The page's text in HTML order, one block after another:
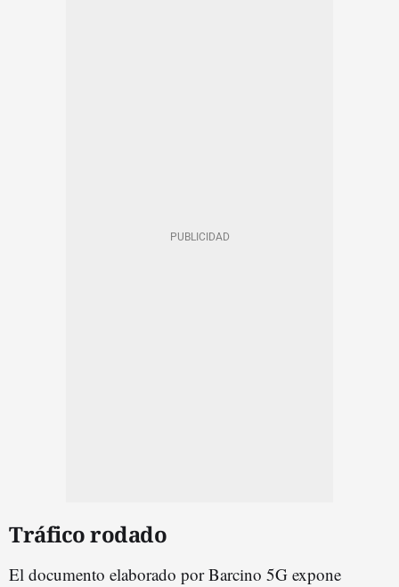
Tráfico rodado
El documento elaborado por Barcino 5G expone